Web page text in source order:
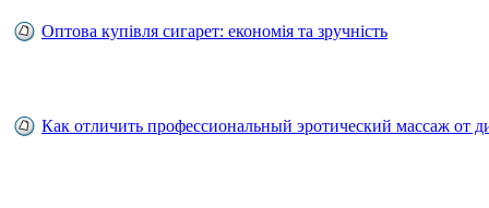
Оптова купівля сигарет: економія та зручність
Как отличить профессиональный эротический массаж от